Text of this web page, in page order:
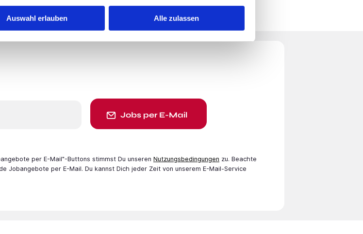
Auswahl erlauben Alle zulassen
Jobs per E-Mail
per E-Mail"-Buttons stimmst Du unseren Nutzungsbedingungen zu. Beachte
Jobangebote per E-Mail. Du kannst Dich jeder Zeit von unserem E-Mail-Service